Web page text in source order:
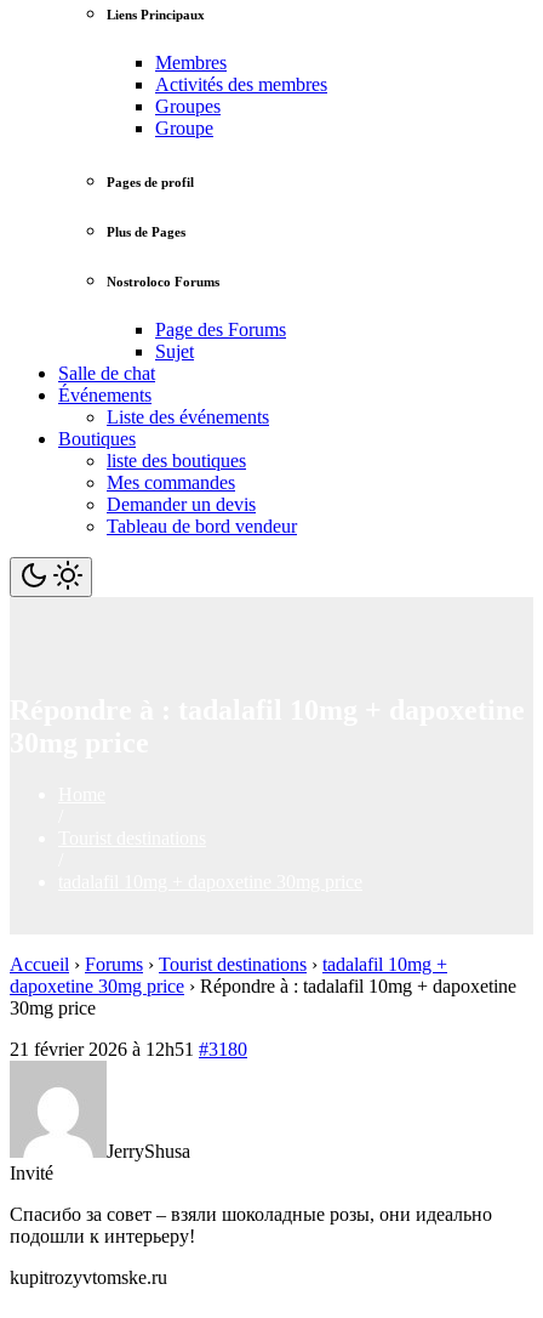
Liens Principaux
Membres
Activités des membres
Groupes
Groupe
Pages de profil
Plus de Pages
Nostroloco Forums
Page des Forums
Sujet
Salle de chat
Événements
Liste des événements
Boutiques
liste des boutiques
Mes commandes
Demander un devis
Tableau de bord vendeur
Accueil › Forums › Tourist destinations › tadalafil 10mg +
dapoxetine 30mg price › Répondre à : tadalafil 10mg + dapoxetine
30mg price
21 février 2026 à 12h51 #3180
JerryShusa
Invité
Спасибо за совет – взяли шоколадные розы, они идеально
подошли к интерьеру!
kupitrozyvtomske.ru